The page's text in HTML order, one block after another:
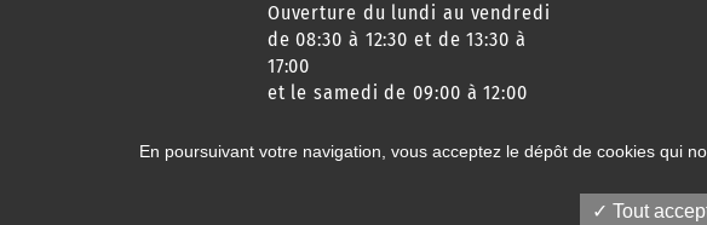
Ouverture du lundi au vendredi
de 08:30 à 12:30 et de 13:30 à
17:00
et le samedi de 09:00 à 12:00
© 2020 Ville de Saint-Avertin Mentions
En poursuivant votre navigation, vous acceptez le dépôt de cookies qui
Tout